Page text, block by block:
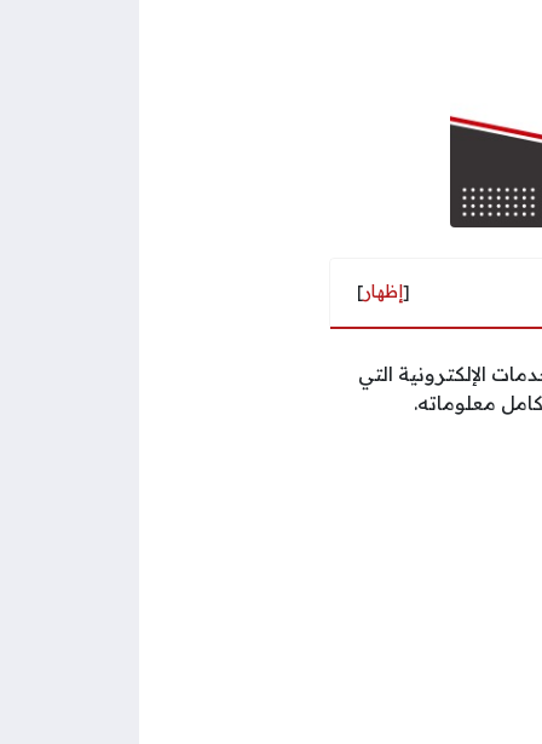
[إظهار]
الإلكترونية التي
معلوماته.